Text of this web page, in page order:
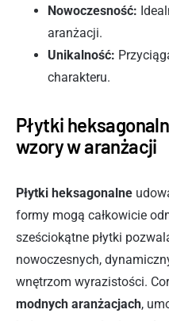
Nowoczesność:
aranżacji.
Unikalność:
charakteru.
Płytki
wzory w aranżacji
Płytki heksagonalne
formy mogą całkowicie
sześciokątne płytki
nowoczesnych,
wnętrzom wyrazistości.
modnych aranżacjach,